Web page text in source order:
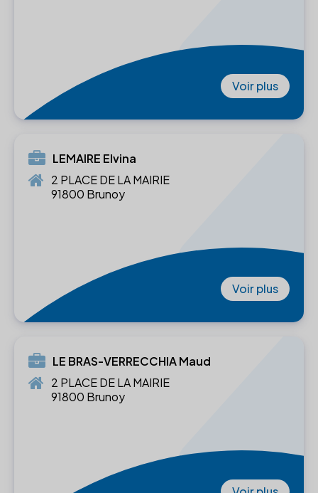
Voir plus
LEMAIRE Elvina
2 PLACE DE LA MAIRIE
91800 Brunoy
Voir plus
LE BRAS-VERRECCHIA Maud
2 PLACE DE LA MAIRIE
91800 Brunoy